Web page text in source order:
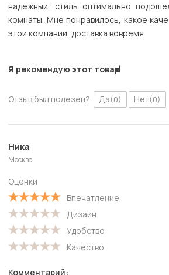
надёжный, стиль оптимально
комнаты. Мне понравилось, какое
этой компании, доставка вовремя.
Я рекомендую этот товар
Отзыв был полезен? Да(0) Нет(0)
Ника
Москва
Оценки
Впечатление
Дизайн
Удобство
Качество
Комментарий: